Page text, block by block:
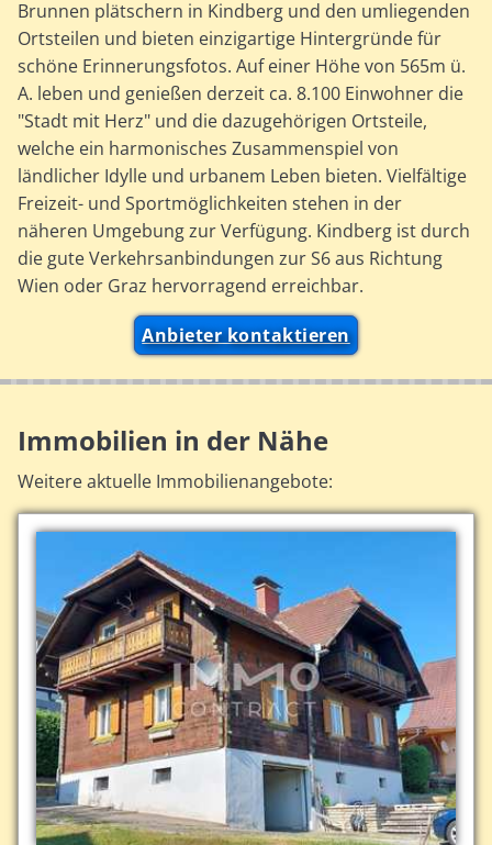
Brunnen plätschern in Kindberg und den umliegenden
Ortsteilen und bieten einzigartige Hintergründe für
schöne Erinnerungsfotos. Auf einer Höhe von 565m ü.
A. leben und genießen derzeit ca. 8.100 Einwohner die
"Stadt mit Herz" und die dazugehörigen Ortsteile,
welche ein harmonisches Zusammenspiel von
ländlicher Idylle und urbanem Leben bieten. Vielfältige
Freizeit- und Sportmöglichkeiten stehen in der
näheren Umgebung zur Verfügung. Kindberg ist durch
die gute Verkehrsanbindungen zur S6 aus Richtung
Wien oder Graz hervorragend erreichbar.
Anbieter kontaktieren
Immobilien in der Nähe
Weitere aktuelle Immobilienangebote: